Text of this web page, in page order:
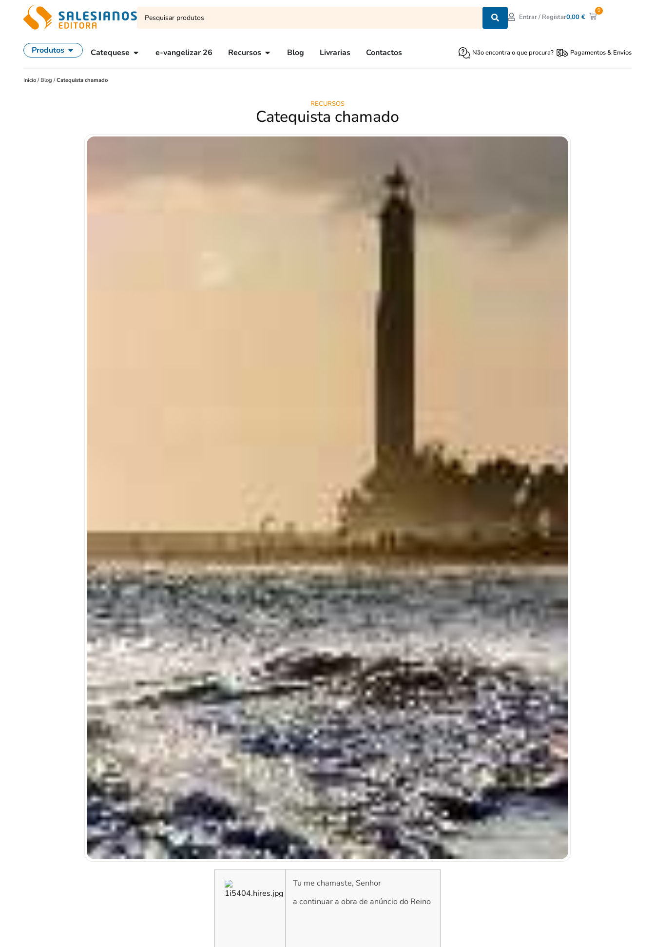
Entrar / Registar0,00€
0
Produtos Catequese e-vangelizar 26 Recursos Blog Livrarias Contactos Não encontra o que procura? Pagamentos & Envios
Início / Blog /Catequista chamado
RECURSOS
Catequista chamado
Tu me chamaste, Senhor
a continuar a obra de anúncio do Reino